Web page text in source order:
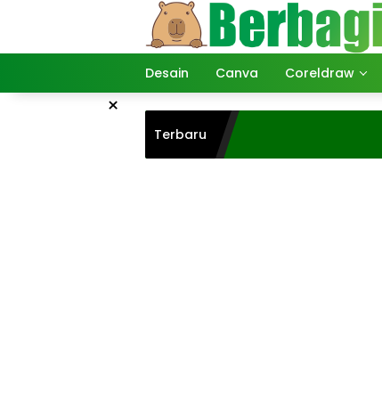
Desain Canva Coreldraw
×
Terbaru